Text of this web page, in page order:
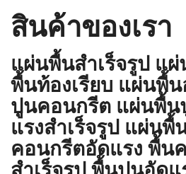
สินค้าของเรา
แผ่นพื้นสำเร็จรูป แ
พื้นท้องเรียบ แผ่นพื้
ปูนคอนกรีต แผ่นพื้
แรงสำเร็จรูป แผ่น
คอนกรีตอัดแรง พื้น